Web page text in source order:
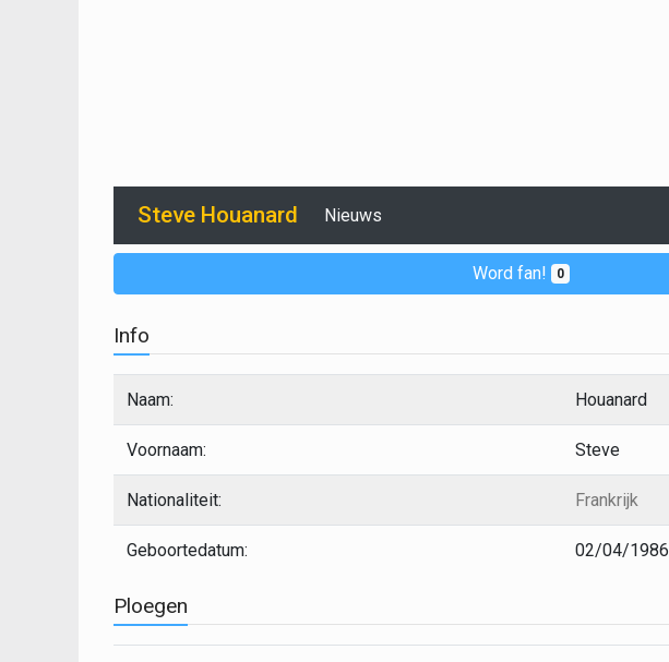
Steve Houanard Nieuws
Word fan! 0
Info
Naam: Houanard
Voornaam: Steve
Nationaliteit: Frankrijk
Geboortedatum: 02/04/1986
Ploegen